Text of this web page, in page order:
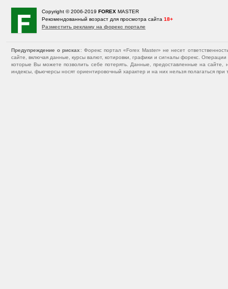
Copyright © 2006-2019 FOREX MASTER
Рекомендованный возраст для просмотра сайта 18+
Разместить рекламу на форекс портале
Предупреждение о рисках : Форекс портал «Forex Master» не несет
сайте, включая данные, курсы валют, котировки, графики и сигналы форекс.
которые Вы можете позволить себе потерять. Данные, предоставленные на
индексы, фьючерсы носят ориентировочный характер и на них нельзя полагаться при